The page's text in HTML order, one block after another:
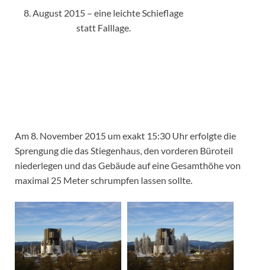
8. August 2015 – eine leichte Schieflage
statt Falllage.
Am 8. November 2015 um exakt 15:30 Uhr erfolgte die
Sprengung die das Stiegenhaus, den vorderen Büroteil
niederlegen und das Gebäude auf eine Gesamthöhe von
maximal 25 Meter schrumpfen lassen sollte.